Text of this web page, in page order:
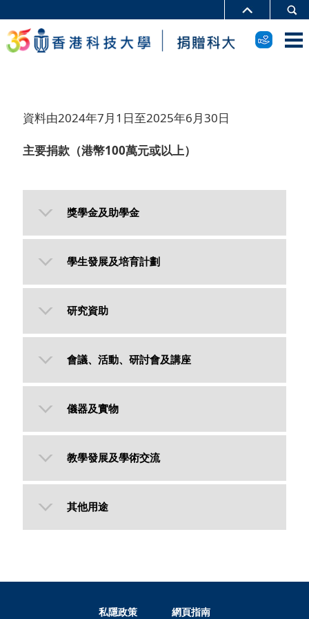
資料由2024年7月1日至2025年6月30日
主要捐款（港幣100萬元或以上）
獎學金及助學金
學生發展及培育計劃
研究資助
會議、活動、研討會及講座
儀器及實物
教學發展及學術交流
其他用途
私隱政策 網頁指南